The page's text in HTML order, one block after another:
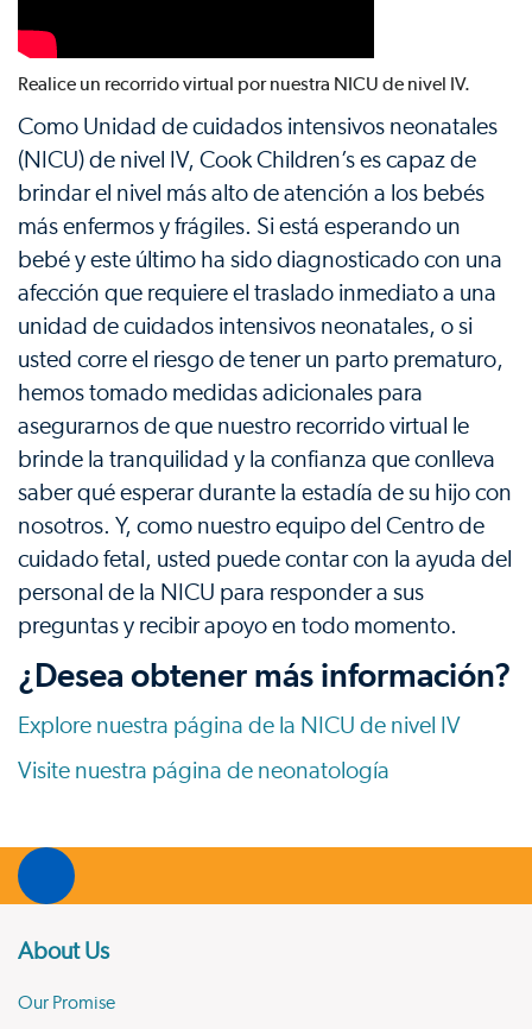
Realice un recorrido virtual por nuestra NICU de nivel IV.
Como Unidad de cuidados intensivos neonatales
(NICU) de nivel IV, Cook Children’s es capaz de
brindar el nivel más alto de atención a los bebés
más enfermos y frágiles. Si está esperando un
bebé y este último ha sido diagnosticado con una
afección que requiere el traslado inmediato a una
unidad de cuidados intensivos neonatales, o si
usted corre el riesgo de tener un parto prematuro,
hemos tomado medidas adicionales para
asegurarnos de que nuestro recorrido virtual le
brinde la tranquilidad y la confianza que conlleva
saber qué esperar durante la estadía de su hijo con
nosotros. Y, como nuestro equipo del Centro de
cuidado fetal, usted puede contar con la ayuda del
personal de la NICU para responder a sus
preguntas y recibir apoyo en todo momento.
¿Desea obtener más información?
Explore nuestra página de la NICU de nivel IV
Visite nuestra página de neonatología
About Us
Our Promise